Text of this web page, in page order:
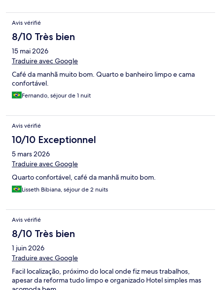
Avis vérifié
8/10 Très bien
15 mai 2026
Traduire avec Google
Café da manhã muito bom. Quarto e banheiro limpo e cama
confortável.
Fernando, séjour de 1 nuit
Avis vérifié
10/10 Exceptionnel
5 mars 2026
Traduire avec Google
Quarto confortável, café da manhã muito bom.
Lisseth Bibiana, séjour de 2 nuits
Avis vérifié
8/10 Très bien
1 juin 2026
Traduire avec Google
Facil localização, próximo do local onde fiz meus trabalhos,
apesar da reforma tudo limpo e organizado Hotel simples mas